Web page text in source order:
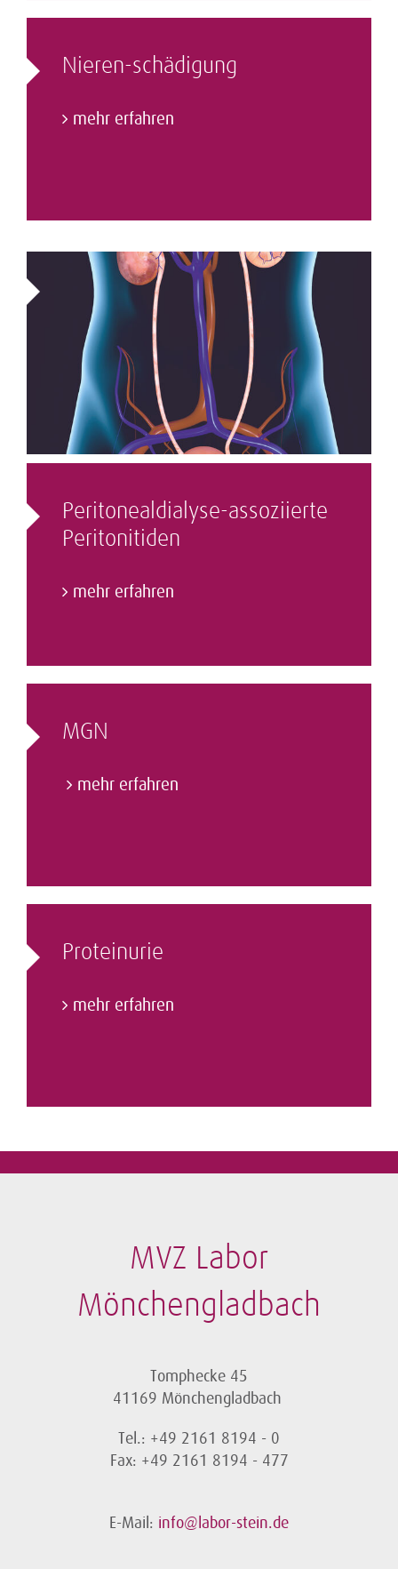
Nieren-schädigung
mehr erfahren
Peritonealdialyse-assoziierte
Peritonitiden
mehr erfahren
MGN
mehr erfahren
Proteinurie
mehr erfahren
MVZ Labor
Mönchengladbach
Tomphecke 45
41169 Mönchengladbach
Tel.: +49 2161 8194 - 0
Fax: +49 2161 8194 - 477
E-Mail: info@labor-stein.de